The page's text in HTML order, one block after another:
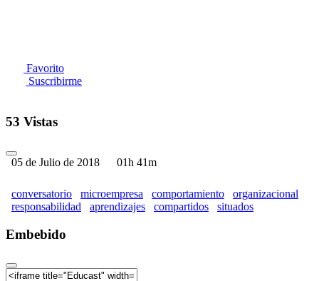
Favorito
Suscribirme
53 Vistas
05 de Julio de 2018 01h 41m
conversatorio microempresa comportamiento
organizacional
responsabilidad
aprendizajes compartidos situados
Embebido